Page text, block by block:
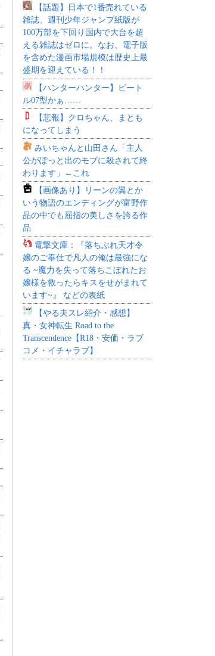
【話題】日本で1番売れている
雑誌、週刊少年ジャンプ紙版が
100万部を下回り国内で大台を超
える雑誌はゼロに。なお、電子版
を含めた漫画市場規模は歴史上最
盛期を迎えている！！
【ハンターハンター】ビート
ル07型かぁ……
【悲報】クロちゃん、まとも
になってしまう
みいちゃんと山田さん「主人
公がぽっと出のモブに殺されて終
わります」←これ
【画像あり】リーンの翼とか
いう物語のエンディングが富野作
品の中でも屈指の美しさを誇る作
品
電撃文庫：『落ちぶれ天才令
嬢のご奉仕で凡人の俺は最強にな
る ~魔力を失って落ちこぼれたお
嬢様を救ったらキスをせがまれて
います~』 などの表紙
【やる夫スレ紹介・感想】
真・女神転生 Road to the
Transcendence【R18・安価・ラブ
コメ・イチャラブ】